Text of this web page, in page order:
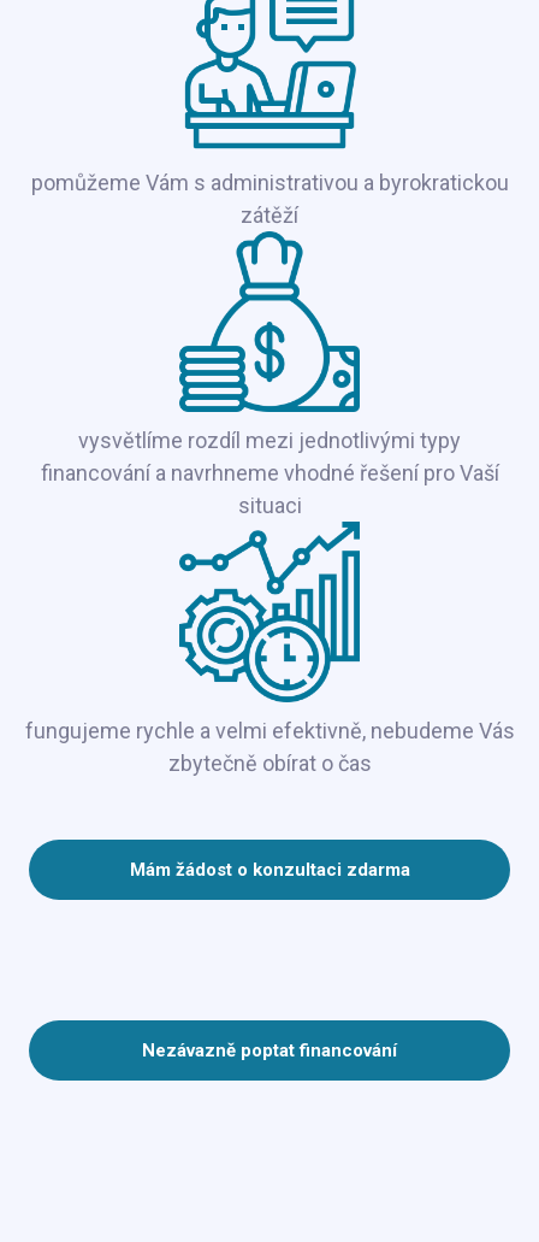
pomůžeme Vám s administrativou a byrokratickou
zátěží
vysvětlíme rozdíl mezi jednotlivými typy
financování a navrhneme vhodné řešení pro Vaší
situaci
fungujeme rychle a velmi efektivně, nebudeme Vás
zbytečně obírat o čas
Mám žádost o konzultaci zdarma
Nezávazně poptat financování